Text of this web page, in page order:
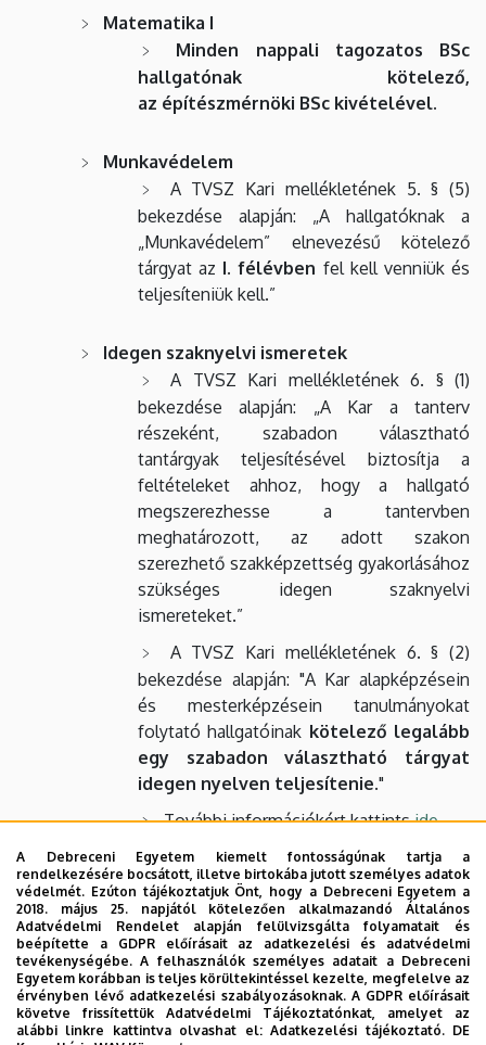
Matematika I
Minden nappali tagozatos BSc
hallgatónak kötelező,
az építészmérnöki BSc kivételével.
Munkavédelem
A TVSZ Kari mellékletének 5. § (5)
bekezdése alapján: „A hallgatóknak a
„Munkavédelem” elnevezésű kötelező
tárgyat az I. félévben fel kell venniük és
teljesíteniük kell.”
Idegen szaknyelvi ismeretek
A TVSZ Kari mellékletének 6. § (1)
bekezdése alapján: „A Kar a tanterv
részeként, szabadon választható
tantárgyak teljesítésével biztosítja a
feltételeket ahhoz, hogy a hallgató
megszerezhesse a tantervben
meghatározott, az adott szakon
szerezhető szakképzettség gyakorlásához
szükséges idegen szaknyelvi
ismereteket.”
A TVSZ Kari mellékletének 6. § (2)
bekezdése alapján: "A Kar alapképzésein
és mesterképzésein tanulmányokat
folytató hallgatóinak kötelező legalább
egy szabadon választható tárgyat
idegen nyelven teljesítenie."
További információkért kattintside.
Testnevelés
A TVSZ 13. § (1) bekezdése alapján:
„Nappali tagozatona Debreceni
Egyetemalapképzésben részt vevő
hallgatóinak két féléven keresztül,
mesterképzésben részt vevő
hallgatóinak egy féléven
A Debreceni Egyetem kiemelt fontosságúnak tartja a
rendelkezésére bocsátott, illetve birtokába jutott személyes adatok
védelmét. Ezúton tájékoztatjuk Önt, hogy a Debreceni Egyetem a
2018. május 25. napjától kötelezően alkalmazandó Általános
Adatvédelmi Rendelet alapján felülvizsgálta folyamatait és
beépítette a GDPR előírásait az adatkezelési és adatvédelmi
tevékenységébe. A felhasználók személyes adatait a Debreceni
Egyetem korábban is teljes körültekintéssel kezelte, megfelelve az
érvényben lévő adatkezelési szabályozásoknak. A GDPR előírásait
követve frissítettük Adatvédelmi Tájékoztatónkat, amelyet az
alábbi linkre kattintva olvashat el:Adatkezelési tájékoztató. DE